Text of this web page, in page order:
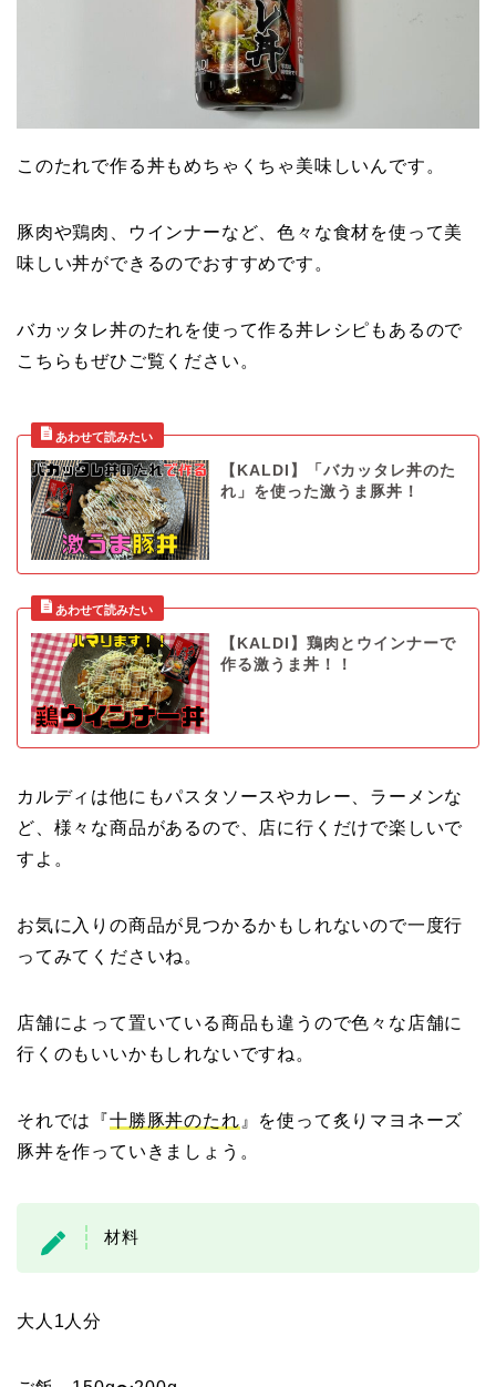
このたれで作る丼もめちゃくちゃ美味しいんです。
豚肉や鶏肉、ウインナーなど、色々な食材を使って美
味しい丼ができるのでおすすめです。
バカッタレ丼のたれを使って作る丼レシピもあるので
こちらもぜひご覧ください。
【KALDI】「バカッタレ丼のた
れ」を使った激うま豚丼！
【KALDI】鶏肉とウインナーで
作る激うま丼！！
カルディは他にもパスタソースやカレー、ラーメンな
ど、様々な商品があるので、店に行くだけで楽しいで
すよ。
お気に入りの商品が見つかるかもしれないので一度行
ってみてくださいね。
店舗によって置いている商品も違うので色々な店舗に
行くのもいいかもしれないですね。
それでは『十勝豚丼のたれ 』を使って炙りマヨネーズ
豚丼を作っていきましょう。
材料
大人1人分